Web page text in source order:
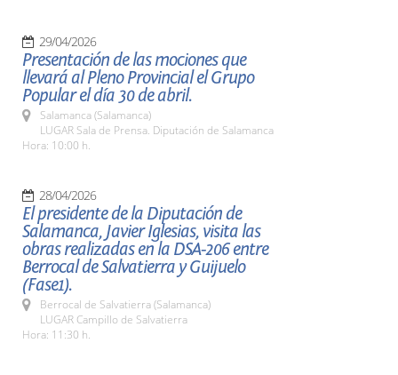
29/04/2026
Presentación de las mociones que
llevará al Pleno Provincial el Grupo
Popular el día 30 de abril.
Salamanca (Salamanca)
LUGAR Sala de Prensa. Diputación de Salamanca
Hora: 10:00 h.
28/04/2026
El presidente de la Diputación de
Salamanca, Javier Iglesias, visita las
obras realizadas en la DSA-206 entre
Berrocal de Salvatierra y Guijuelo
(Fase1).
Berrocal de Salvatierra (Salamanca)
LUGAR Campillo de Salvatierra
Hora: 11:30 h.